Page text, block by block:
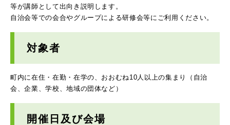
等が講師として出向き説明します。
自治会等での会合やグループによる研修会等にご利用ください。
対象者
町内に在住・在勤・在学の、おおむね10人以上の集まり（自治
会、企業、学校、地域の団体など）
開催日及び会場